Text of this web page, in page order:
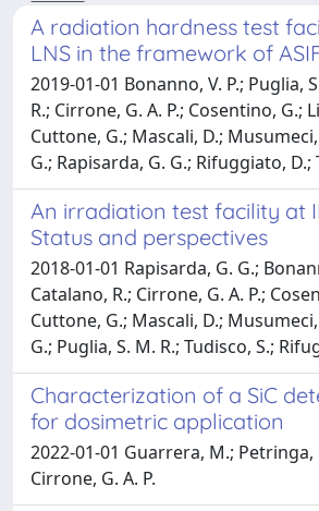
A radiation hardness test
LNS in the framework of
2019-01-01 Bonanno, V. P.; Puglia,
R.; Cirrone, G. A. P.; Cosentino, G.;
Cuttone, G.; Mascali, D.;
G.; Rapisarda, G. G.; Rifuggiato, D.;
An irradiation test facility at
Status and perspectives
2018-01-01 Rapisarda, G. G.;
Catalano, R.; Cirrone, G. A. P.;
Cuttone, G.; Mascali, D.;
G.; Puglia, S. M. R.; Tudisco, S.;
Characterization of a SiC
for dosimetric application
2022-01-01 Guarrera, M.; Petringa,
Cirrone, G. A. P.